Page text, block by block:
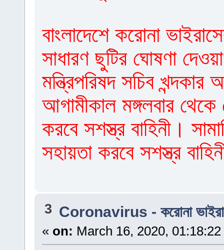
বাংলাদেশে করোনা
সাধারণ ছুটির ঘোষণা
মন্ত্রিপরিষদ সচিব
আগামীকাল মঙ্গলবার
করবে সশস্ত্র বাহিনী।
সহায়তা করবে সশস্ত্র
3 Coronavirus - করোনা
« on: March 16, 2020,